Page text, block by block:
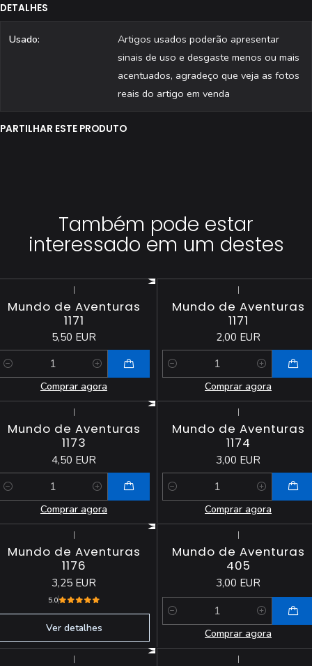
DETALHES
Usado:
Artigos usados poderão apresentar
sinais de uso e desgaste menos ou mais
acentuados, agradeço que veja as fotos
reais do artigo em venda
PARTILHAR ESTE PRODUTO
Também pode estar
interessado em um destes
|
Mundo de Aventuras
1171
5,50 EUR
Comprar agora
|
Mundo de Aventuras
1171
2,00 EUR
Quantidade
Comprar agora
|
Mundo de Aventuras
1173
4,50 EUR
Comprar agora
|
Mundo de Aventuras
1174
3,00 EUR
Quantidade
Comprar agora
|
Mundo de Aventuras
1176
3,25 EUR
5.0
Ver detalhes
|
Mundo de Aventuras
405
3,00 EUR
Quantidade
Comprar agora
| |